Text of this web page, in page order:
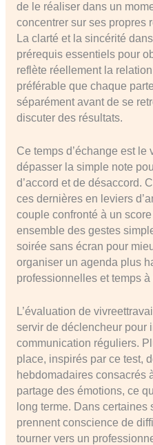
de le réaliser dans un
concentrer sur ses propres
La clarté et la sincérité
prérequis essentiels pour
reflète réellement la
préférable que chaque
séparément avant de se
discuter des résultats.
Ce temps d’échange est le
dépasser la simple note
d’accord et de désaccord.
ces dernières en leviers
couple confronté à un
ensemble des gestes
soirée sans écran pour
organiser un agenda plus
professionnelles et temps à
L’évaluation de
servir de déclencheur pour
communication réguliers.
place, inspirés par ce test,
hebdomadaires consacrés
partage des émotions, ce
long terme. Dans
prennent conscience de
tourner vers un